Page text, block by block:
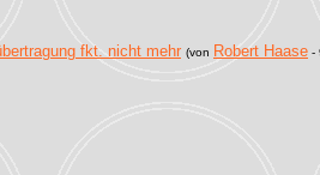
fkt. nicht mehr (von Robert Haase -